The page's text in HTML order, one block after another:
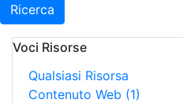
Ricerca
Voci Risorse
Qualsiasi Risorsa
Contenuto Web (1)